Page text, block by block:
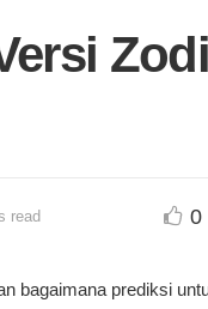
read 0
bagaimana prediksi